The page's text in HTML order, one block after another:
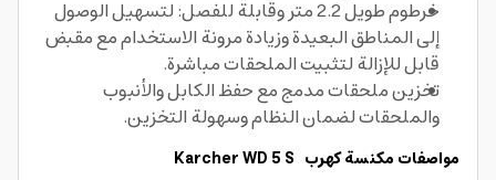
خرطوم طويل 2.2 متر وقابلة للفصل: لتسهيل الوصول
إلى المناطق البعيدة وزيادة مرونة الاستخدام مع مقبض
قابل للإزالة لتثبيت الملحقات مباشرة.
تخزين ملحقات مدمج مع حفظ الكابل والأنبوب
والملحقات لضمان النظام وسهولة التخزين.
مواصفات مكنسة كهرب Karcher WD 5 S